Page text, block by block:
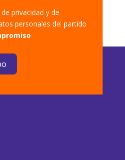
privacidad y de
personales del partido